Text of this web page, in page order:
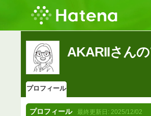
AKARIIさん
プロフィール
プロフィール 最終更新日: 2025/12/02